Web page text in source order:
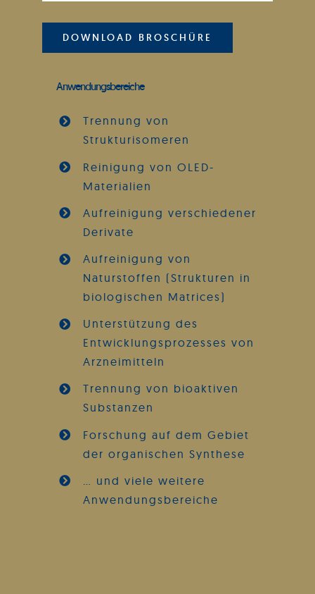
DOWNLOAD BROSCHÜRE
Anwendungsbereiche
Trennung von
Strukturisomeren
Reinigung von OLED-
Materialien
Aufreinigung verschiedener
Derivate
Aufreinigung von
Naturstoffen (Strukturen in
biologischen Matrices)
Unterstützung des
Entwicklungsprozesses von
Arzneimitteln
Trennung von bioaktiven
Substanzen
Forschung auf dem Gebiet
der organischen Synthese
… und viele weitere
Anwendungsbereiche